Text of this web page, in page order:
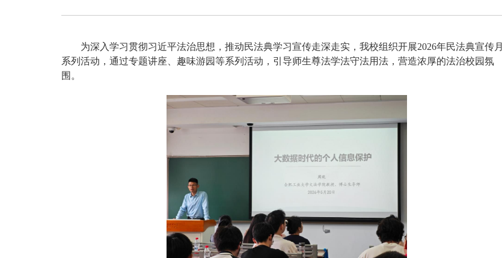
为深入学习贯彻习近平法治思想，推动民法典学习宣传走深走实，我校组织开展2026年民法典宣传月
系列活动，通过专题讲座、趣味游园等系列活动，引导师生尊法学法守法用法，营造浓厚的法治校园氛
围。